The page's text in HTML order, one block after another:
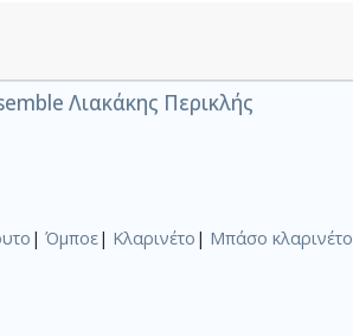
Λιακάκης Περικλής
| Όμποε| Κλαρινέτο | Μπάσο κλαρινέτο